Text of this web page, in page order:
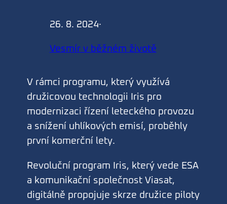
26. 8. 2024·
Vesmír v běžném životě
V rámci programu, který využívá
družicovou technologii Iris pro
modernizaci řízení leteckého provozu
a snížení uhlíkových emisí, proběhly
první komerční lety.
Revoluční program Iris, který vede ESA
a komunikační společnost Viasat,
digitálně propojuje skrze družice piloty